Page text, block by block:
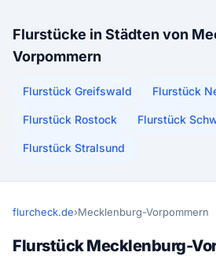
Flurstücke in Städten von
Vorpommern
Flurstück Greifswald Flurstück
Flurstück Rostock Flurstück
Flurstück Stralsund
flurcheck.de›Mecklenburg-Vorpommern
Flurstück Mecklenburg-